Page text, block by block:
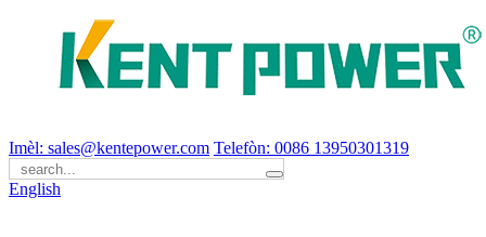
Imèl: sales@kentepower.com Telefòn: 0086 13950301319
English